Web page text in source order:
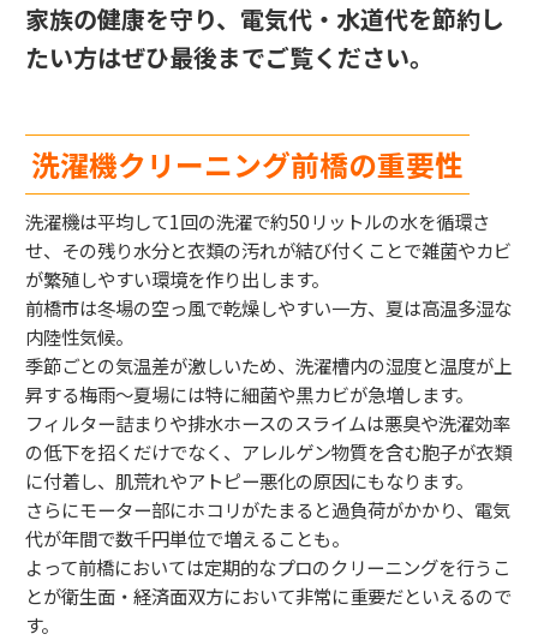
家族の健康を守り、電気代・水道代を節約し
たい方はぜひ最後までご覧ください。
洗濯機クリーニング前橋の重要性
洗濯機は平均して1回の洗濯で約50リットルの水を循環さ
せ、その残り水分と衣類の汚れが結び付くことで雑菌やカビ
が繁殖しやすい環境を作り出します。
前橋市は冬場の空っ風で乾燥しやすい一方、夏は高温多湿な
内陸性気候。
季節ごとの気温差が激しいため、洗濯槽内の湿度と温度が上
昇する梅雨〜夏場には特に細菌や黒カビが急増します。
フィルター詰まりや排水ホースのスライムは悪臭や洗濯効率
の低下を招くだけでなく、アレルゲン物質を含む胞子が衣類
に付着し、肌荒れやアトピー悪化の原因にもなります。
さらにモーター部にホコリがたまると過負荷がかかり、電気
代が年間で数千円単位で増えることも。
よって前橋においては定期的なプロのクリーニングを行うこ
とが衛生面・経済面双方において非常に重要だといえるので
す。